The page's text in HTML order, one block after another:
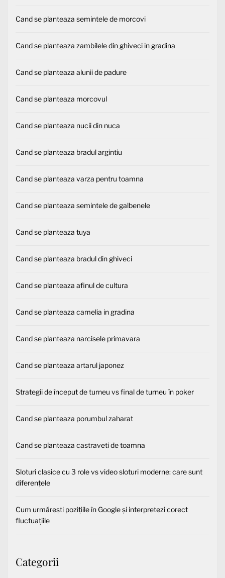
Cand se planteaza semintele de morcovi
Cand se planteaza zambilele din ghiveci in gradina
Cand se planteaza alunii de padure
Cand se planteaza morcovul
Cand se planteaza nucii din nuca
Cand se planteaza bradul argintiu
Cand se planteaza varza pentru toamna
Cand se planteaza semintele de galbenele
Cand se planteaza tuya
Cand se planteaza bradul din ghiveci
Cand se planteaza afinul de cultura
Cand se planteaza camelia in gradina
Cand se planteaza narcisele primavara
Cand se planteaza artarul japonez
Strategii de început de turneu vs final de turneu în poker
Cand se planteaza porumbul zaharat
Cand se planteaza castraveti de toamna
Sloturi clasice cu 3 role vs video sloturi moderne: care sunt
diferențele
Cum urmărești pozițiile în Google și interpretezi corect
fluctuațiile
Categorii